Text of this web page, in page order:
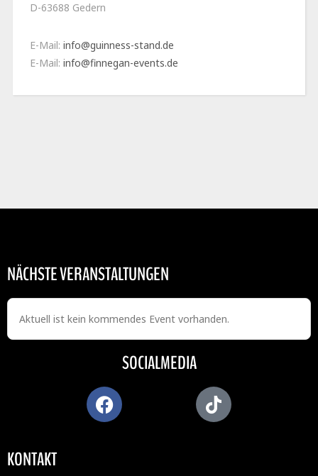
D-63688 Gedern
E-Mail: info@guinness-stand.de
E-Mail: info@finnegan-events.de
NÄCHSTE VERANSTALTUNGEN
Aktuell ist kein kommendes Event vorhanden.
SOCIALMEDIA
KONTAKT